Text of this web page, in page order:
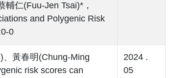
仁(Fuu-Jen Tsai)*，
and Polygenic Risk
0
、黃春明(Chung-Ming
risk scores can
2024 .
05